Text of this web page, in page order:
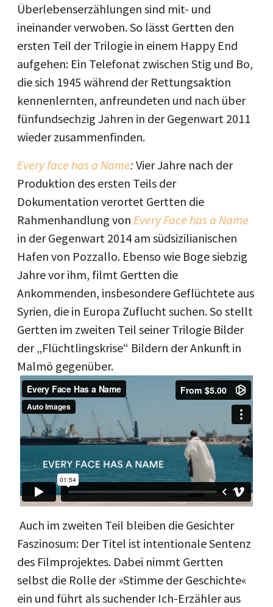
Überlebenserzählungen sind mit- und
ineinander verwoben. So lässt Gertten den
ersten Teil der Trilogie in einem Happy End
aufgehen: Ein Telefonat zwischen Stig und Bo,
die sich 1945 während der Rettungsaktion
kennenlernten, anfreundeten und nach über
fünfundsechzig Jahren in der Gegenwart 2011
wieder zusammenfinden.
Every face has a Name: Vier Jahre nach der
Produktion des ersten Teils der
Dokumentation verortet Gertten die
Rahmenhandlung von Every Face has a Name
in der Gegenwart 2014 am südsizilianischen
Hafen von Pozzallo. Ebenso wie Boge siebzig
Jahre vor ihm, filmt Gertten die
Ankommenden, insbesondere Geflüchtete aus
Syrien, die in Europa Zuflucht suchen. So stellt
Gertten im zweiten Teil seiner Trilogie Bilder
der „Flüchtlingskrise“ Bildern der Ankunft in
Malmö gegenüber.
Auch im zweiten Teil bleiben die Gesichter
Faszinosum: Der Titel ist intentionale Sentenz
des Filmprojektes. Dabei nimmt Gertten
selbst die Rolle der »Stimme der Geschichte«
ein und führt als suchender Ich-Erzähler aus